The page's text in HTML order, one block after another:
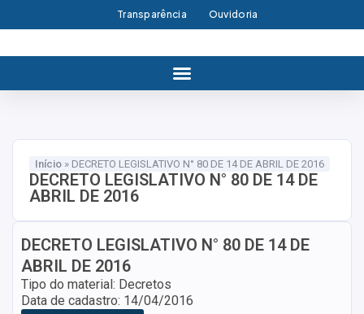
Transparência Ouvidoria
Início » DECRETO LEGISLATIVO N° 80 DE 14 DE ABRIL DE 2016
DECRETO LEGISLATIVO N° 80 DE 14 DE
ABRIL DE 2016
DECRETO LEGISLATIVO N° 80 DE 14 DE
ABRIL DE 2016
Tipo do material: Decretos
Data de cadastro: 14/04/2016